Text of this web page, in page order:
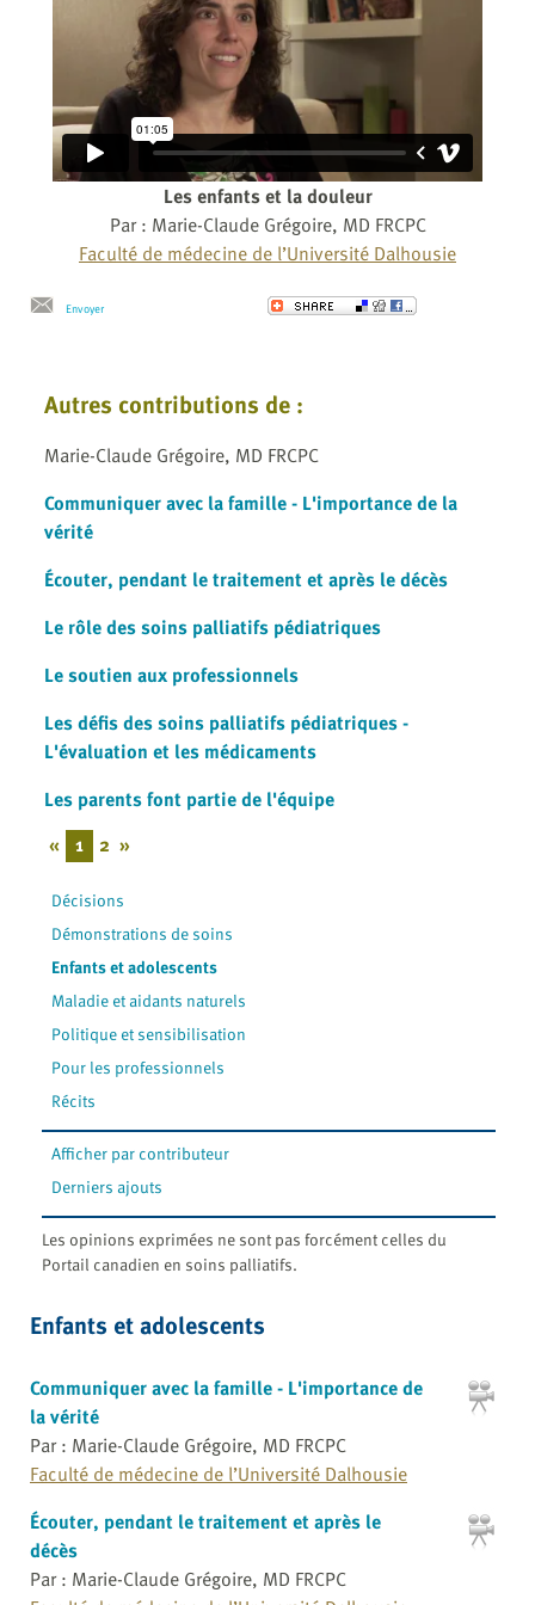
Les enfants et la douleur
Par : Marie-Claude Grégoire, MD FRCPC
Faculté de médecine de l’Université Dalhousie
Envoyer
Autres contributions de :
Marie-Claude Grégoire, MD FRCPC
Communiquer avec la famille - L'importance de la
vérité
Écouter, pendant le traitement et après le décès
Le rôle des soins palliatifs pédiatriques
Le soutien aux professionnels
Les défis des soins palliatifs pédiatriques -
L'évaluation et les médicaments
Les parents font partie de l'équipe
« 1 2 »
Décisions
Démonstrations de soins
Enfants et adolescents
Maladie et aidants naturels
Politique et sensibilisation
Pour les professionnels
Récits
Afficher par contributeur
Derniers ajouts
Les opinions exprimées ne sont pas forcément celles du
Portail canadien en soins palliatifs.
Enfants et adolescents
Communiquer avec la famille - L'importance de
la vérité
Par : Marie-Claude Grégoire, MD FRCPC
Faculté de médecine de l’Université Dalhousie
Écouter, pendant le traitement et après le
décès
Par : Marie-Claude Grégoire, MD FRCPC